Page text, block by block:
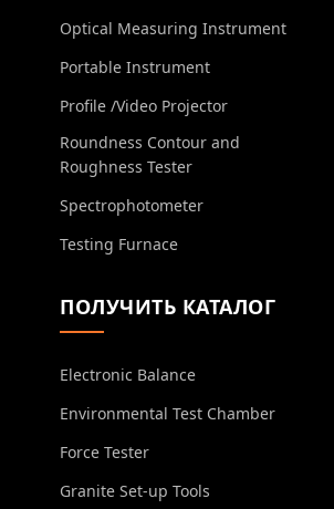
Optical Measuring Instrument
Portable Instrument
Profile /Video Projector
Roundness Contour and
Roughness Tester
Spectrophotometer
Testing Furnace
ПОЛУЧИТЬ КАТАЛОГ
Electronic Balance
Environmental Test Chamber
Force Tester
Granite Set-up Tools